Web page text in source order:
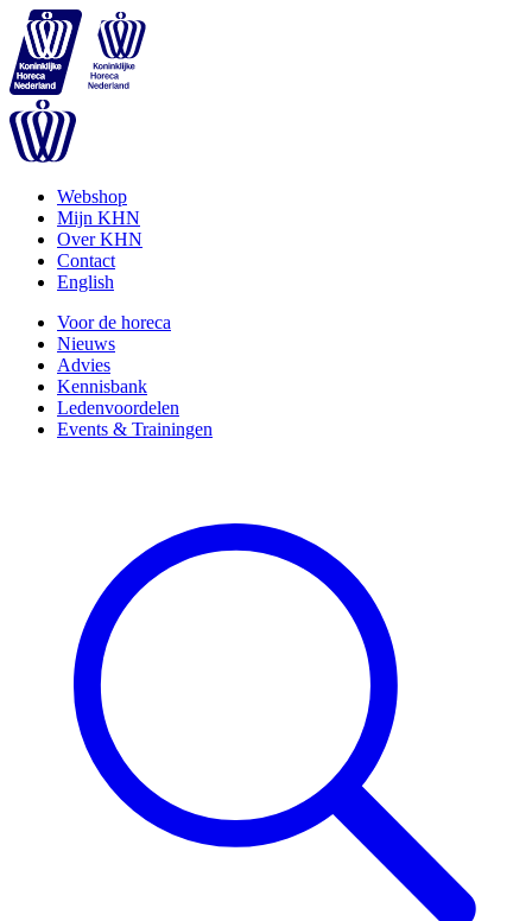
Webshop
Mijn KHN
Over KHN
Contact
English
Voor de horeca
Nieuws
Advies
Kennisbank
Ledenvoordelen
Events & Trainingen